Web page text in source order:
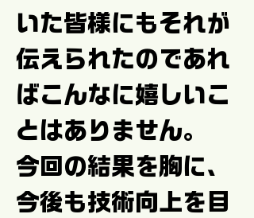
いた皆様にもそれが
伝えられたのであれ
ばこんなに嬉しいこ
とはありません。
今回の結果を胸に、
今後も技術向上を目